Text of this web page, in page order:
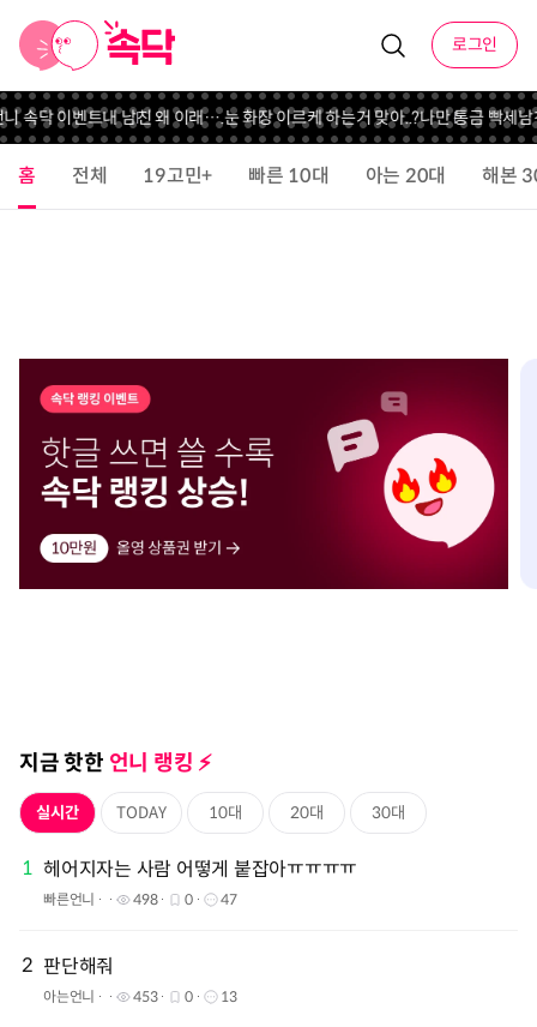
로그인
속닥 이벤트내 남친 왜 이래….눈 화장 이르케 하는거 맞아..?나만 통금 빡세남
홈 전체 19고민+ 빠른 10대 아는 20대 해본
지금 핫한 언니 랭킹 ⚡️️
실시간 TODAY 10대 20대 30대
1 헤어지자는 사람 어떻게 붙잡아ㅠㅠㅠㅠ
빠른언니 498 0 47
2 판단해줘
아는언니 453 0 13